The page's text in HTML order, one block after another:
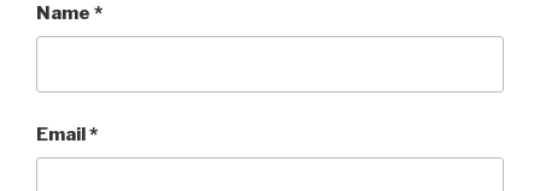
Name *
Email*